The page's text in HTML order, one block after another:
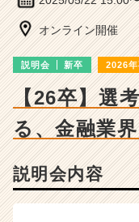
n
t
オンライン開催
説明会 新卒 2026年
【26卒】選
る、金融業
説明会内容